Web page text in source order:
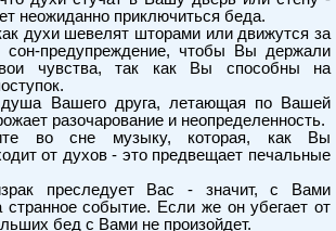
неожиданно приключиться беда.
духи шевелят шторами или движутся за
сон-предупреждение, чтобы Вы держали
чувства, так как Вы способны на
Вашего друга, летающая по Вашей
разочарование и неопределенность.
во сне музыку, которая, как Вы
от духов - это предвещает печальные
преследует Вас - значит, с Вами
странное событие. Если же он убегает от
бед с Вами не произойдет.